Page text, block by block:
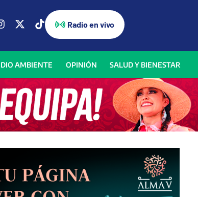
Radio en vivo
AMBIENTE OPINIÓN SALUD Y BIENESTAR